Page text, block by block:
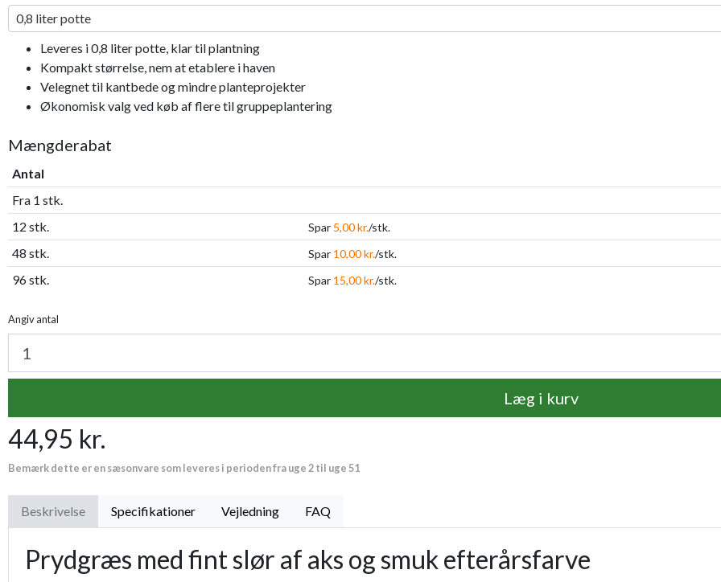
0,8 liter potte
Leveres i 0,8 liter potte, klar til plantning
Kompakt størrelse, nem at etablere i haven
Velegnet til kantbede og mindre planteprojekter
Økonomisk valg ved køb af flere til gruppeplantering
Mængderabat
Antal
Fra 1 stk.
12 stk.
Spar 5,00 kr./stk.
48 stk. Spar 10,00 kr./stk.
96 stk. Spar 15,00 kr./stk.
Angiv antal
Læg i kurv
44,95 kr.
Bemærk dette er en sæsonvare som leveres i perioden fra uge 2 til uge 51
Beskrivelse Specifikationer Vejledning FAQ
Prydgræs med fint slør af aks og smuk efterårsfarve